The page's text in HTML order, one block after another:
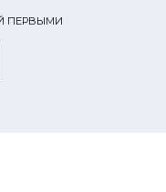
ПЕРВЫМИ